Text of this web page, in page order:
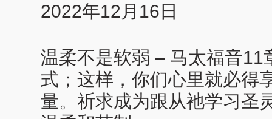
2022年12月16日
温柔不是软弱 – 马太福音
式；这样，你们心里就必得
量。祈求成为跟从祂学习圣